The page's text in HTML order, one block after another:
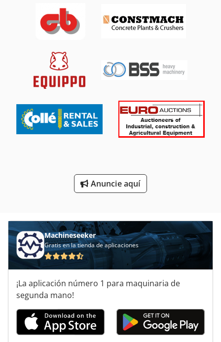
Grúas Sobre Orugas
Instrucciones De Programación
Obras De Construcción
Sistema De Extracción De
Sobre Orugas
Tractor De Oruga
Vehículo De Trabajo Anuncie aquí
Machineseeker
Gratis en la tienda de aplicaciones
¡La aplicación número 1 para maquinaria de
segunda mano!